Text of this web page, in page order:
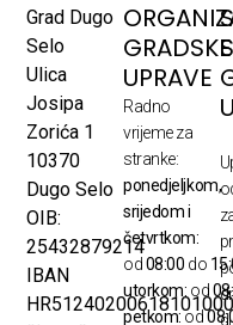
Grad Dugo
Selo
Ulica
Josipa
Zorića 1
10370
Dugo Selo
OIB:
25432879214
IBAN
GRADSKE
UPRAVE
Radno
vrijeme za
stranke:
ponedjeljkom,
srijedom i
četvrtkom:
od08:00 do
utorkom: od
petkom:od